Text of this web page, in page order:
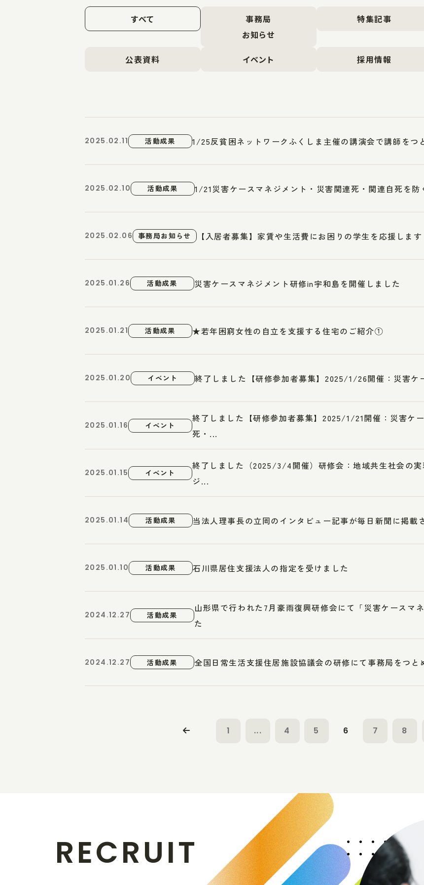
すべて
事務局
お知らせ
特集記事
公表資料 イベント 採用情報
2025.02.11 活動成果 1/25反貧困ネットワークふくしま主催の講演会で講師をつ
2025.02.10 活動成果 1/21災害ケースマネジメント・災害関連死・関連自死を
2025.02.06 事務局お知らせ 【入居者募集】家賃や生活費にお困りの学生を応援します
2025.01.26 活動成果 災害ケースマネジメント研修in宇和島を開催しました
2025.01.21 活動成果 ★若年困窮女性の自立を支援する住宅のご紹介①
2025.01.20 イベント 終了しました【研修参加者募集】2025/1/26開催：災害ケ
2025.01.16 イベント
終了しました【研修参加者募集】2025/1/21開催：災害ケ
死・...
2025.01.15 イベント
終了しました（2025/3/4開催）研修会：地域共生社会の
ジ...
2025.01.14 活動成果 当法人理事長の立岡のインタビュー記事が毎日新聞に掲載
2025.01.10 活動成果 石川県居住支援法人の指定を受けました
2024.12.27 活動成果
山形県で行われた7月豪雨復興研修会にて「災害ケースマ
た
2024.12.27 活動成果 全国日常生活支援住居施設協議会の研修にて事務局をつと
1 ... 4 5 6 7 8
RECRUIT